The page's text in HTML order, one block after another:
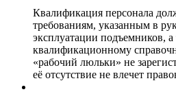
Квалификация персонала
требованиям, указанным в
эксплуатации подъемников,
квалификационному
«рабочий люльки» не
её отсутствие не влечет